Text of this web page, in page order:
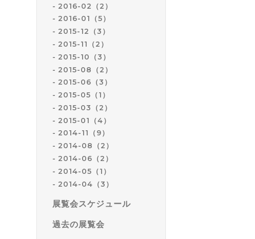
2016-02（2）
2016-01（5）
2015-12（3）
2015-11（2）
2015-10（3）
2015-08（2）
2015-06（3）
2015-05（1）
2015-03（2）
2015-01（4）
2014-11（9）
2014-08（2）
2014-06（2）
2014-05（1）
2014-04（3）
展覧会スケジュール
過去の展覧会